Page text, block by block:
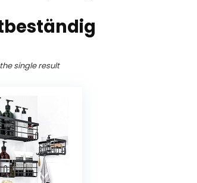
single result